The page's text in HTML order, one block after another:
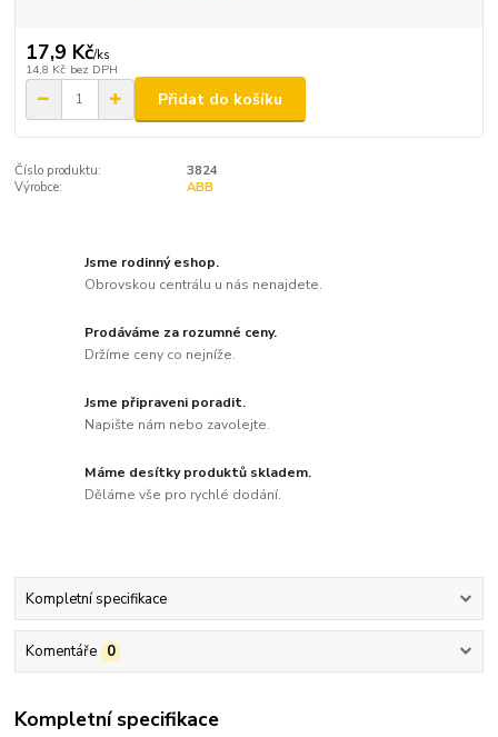
17,9 Kč/ks
14,8 Kč bez DPH
Přidat do košíku
Číslo produktu:
3824
Výrobce:
ABB
Jsme rodinný eshop.
Obrovskou centrálu u nás nenajdete.
Prodáváme za rozumné ceny.
Držíme ceny co nejníže.
Jsme připraveni poradit.
Napište nám nebo zavolejte.
Máme desítky produktů skladem.
Děláme vše pro rychlé dodání.
Kompletní specifikace
Komentáře 0
Kompletní specifikace